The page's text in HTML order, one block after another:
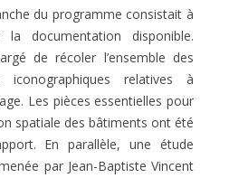
du programme consistait à
la documentation disponible.
de récoler l’ensemble des
relatives à
Les pièces essentielles pour
spatiale des bâtiments ont été
En parallèle, une étude
par Jean-Baptiste Vincent